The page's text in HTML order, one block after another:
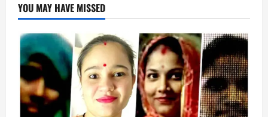
YOU MAY HAVE MISSED